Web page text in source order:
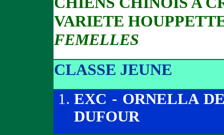
VARIETE
FEMELLES
CLASSE JEUNE
EXC - ORNELLA
DUFOUR